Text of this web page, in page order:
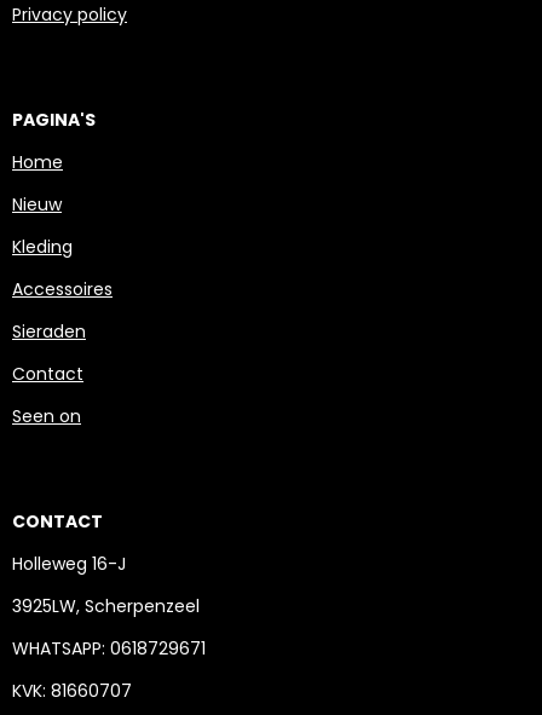
Privacy policy
PAGINA'S
Home
Nieuw
Kleding
Accessoires
Sieraden
Contact
Seen on
CONTACT
Holleweg 16-J
3925LW, Scherpenzeel
WHATSAPP: 0618729671
KVK: 81660707